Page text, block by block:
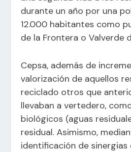
durante un año por una
12.000 habitantes como
de la Frontera o Valverde
Cepsa, además de
valorización de aquellos
reciclado otros que
llevaban a vertedero,
biológicos (aguas
residual. Asimismo,
identificación de